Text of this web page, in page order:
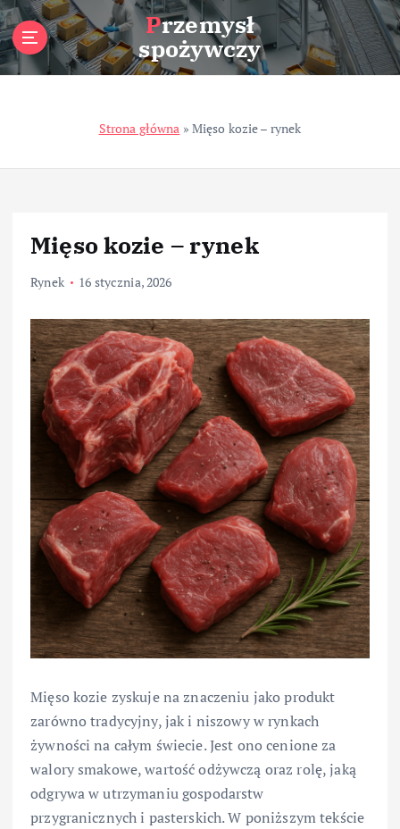
S
k
i
p
n
Przemysł
spożywczy
Strona główna » Mięso kozie – rynek
Mięso kozie – rynek
Rynek 16 stycznia, 2026
Mięso kozie zyskuje na znaczeniu jako produkt
zarówno tradycyjny, jak i niszowy w rynkach
żywności na całym świecie. Jest ono cenione za
walory smakowe, wartość odżywczą oraz rolę, jaką
odgrywa w utrzymaniu gospodarstw
przygranicznych i pasterskich. W poniższym tekście